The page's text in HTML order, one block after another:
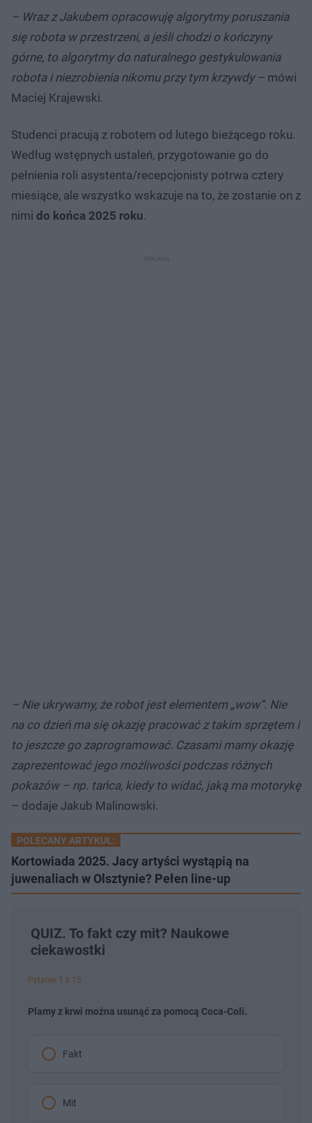
– Wraz z Jakubem opracowuję algorytmy poruszania
się robota w przestrzeni, a jeśli chodzi o kończyny
górne, to algorytmy do naturalnego gestykulowania
robota i niezrobienia nikomu przy tym krzywdy – mówi
Maciej Krajewski.
Studenci pracują z robotem od lutego bieżącego roku.
Według wstępnych ustaleń, przygotowanie go do
pełnienia roli asystenta/recepcjonisty potrwa cztery
miesiące, ale wszystko wskazuje na to, że zostanie on z
nimi do końca 2025 roku.
– Nie ukrywamy, że robot jest elementem „wow”. Nie
na co dzień ma się okazję pracować z takim sprzętem i
to jeszcze go zaprogramować. Czasami mamy okazję
zaprezentować jego możliwości podczas różnych
pokazów – np. tańca, kiedy to widać, jaką ma motorykę
– dodaje Jakub Malinowski.
POLECANY ARTYKUŁ:
Kortowiada 2025. Jacy artyści wystąpią na
juwenaliach w Olsztynie? Pełen line-up
QUIZ. To fakt czy mit? Naukowe
ciekawostki
Pytanie 1 z 15
Plamy z krwi można usunąć za pomocą Coca-Coli.
Fakt
Mit